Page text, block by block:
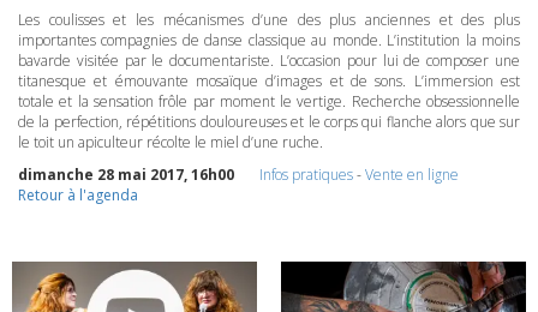
Les coulisses et les mécanismes d’une des plus anciennes et des plus
importantes compagnies de danse classique au monde. L’institution la moins
bavarde visitée par le documentariste. L’occasion pour lui de composer une
titanesque et émouvante mosaïque d’images et de sons. L’immersion est
totale et la sensation frôle par moment le vertige. Recherche obsessionnelle
de la perfection, répétitions douloureuses et le corps qui flanche alors que sur
le toit un apiculteur récolte le miel d’une ruche.
dimanche 28 mai 2017, 16h00
Infos pratiques-Vente en ligne
Retour à l'agenda